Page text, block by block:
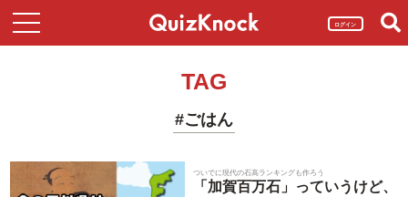
ログイン
TAG
#ごはん
ついでに現代の石高ランキングも作ろう
「加賀百万石」っていうけど、